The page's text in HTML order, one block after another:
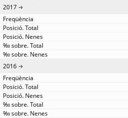
2017
2016